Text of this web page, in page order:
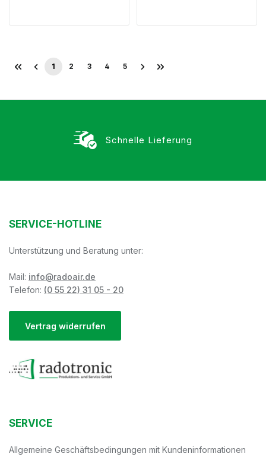
Seite
1 Seite
2 Seite
3 Seite
4 Seite
5
Schnelle Lieferung
SERVICE-HOTLINE
Unterstützung und Beratung unter:
Mail: info@radoair.de
Telefon: (0 55 22) 31 05 - 20
Vertrag widerrufen
SERVICE
Allgemeine Geschäftsbedingungen mit Kundeninformationen